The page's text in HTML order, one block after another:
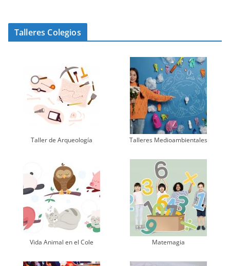
Talleres Colegios
Taller de Arqueología Talleres Medioambientales
Vida Animal en el Cole Matemagia